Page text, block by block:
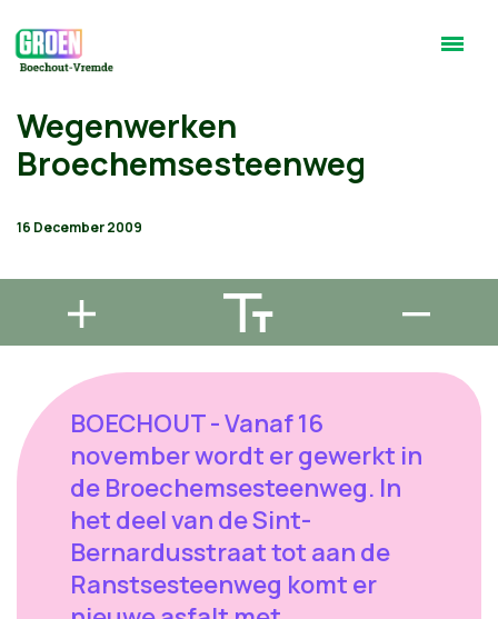
Wegenwerken
Broechemsesteenweg
16 December 2009
BOECHOUT - Vanaf 16
november wordt er gewerkt in
de Broechemsesteenweg. In
het deel van de Sint-
Bernardusstraat tot aan de
Ranstsesteenweg komt er